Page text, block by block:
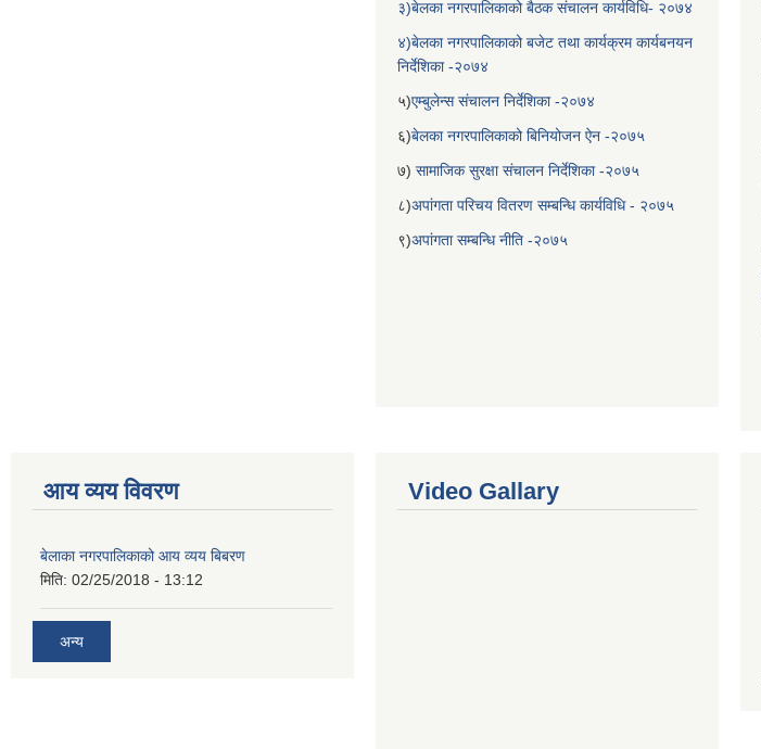
३)बेलका नगरपालिकाको बैठक संचालन कार्यविधि- २०७४
४)बेलका नगरपालिकाको बजेट तथा कार्यक्रम कार्यबनयन
निर्देशिका -२०७४
५)एम्बुलेन्स संचालन निर्देशिका -२०७४
६)बेलका नगरपालिकाको बिनियोजन ऐन -२०७५
७) सामाजिक सुरक्षा संचालन निर्देशिका -२०७५
८)अपांगता परिचय वितरण सम्बन्धि कार्यविधि - २०७५
९)अपांगता सम्बन्धि नीति -२०७५
आय व्यय विवरण
बेलाका नगरपालिकाको आय व्यय बिबरण
मिति: 02/25/2018 - 13:12
अन्य
Video Gallary